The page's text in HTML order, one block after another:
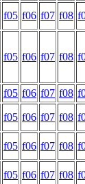
f05 f06 f07 f08
f05 f06 f07 f08
f05 f06 f07 f08
f05 f06 f07 f08
f05 f06 f07 f08
f05 f06 f07 f08